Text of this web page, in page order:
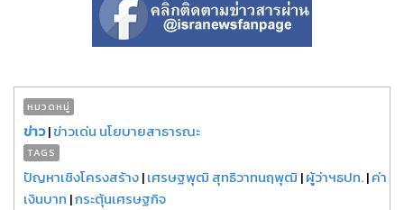
หมวดหมู่
ข่าว|ข่าวเด่น นโยบายสาธารณะ
TAGS
ปัญหาเชิงโครงสร้าง|เศรษฐพุฒิ สุทธิวาทนฤพุฒิ |ผู้ว่าฯธปท.|ค่า
เงินบาท |กระตุ้นเศรษฐกิจ